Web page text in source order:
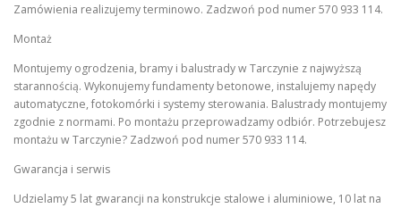
Zamówienia realizujemy terminowo. Zadzwoń pod numer 570 933 114.
Montaż
Montujemy ogrodzenia, bramy i balustrady w Tarczynie z najwyższą
starannością. Wykonujemy fundamenty betonowe, instalujemy napędy
automatyczne, fotokomórki i systemy sterowania. Balustrady montujemy
zgodnie z normami. Po montażu przeprowadzamy odbiór. Potrzebujesz
montażu w Tarczynie? Zadzwoń pod numer 570 933 114.
Gwarancja i serwis
Udzielamy 5 lat gwarancji na konstrukcje stalowe i aluminiowe, 10 lat na